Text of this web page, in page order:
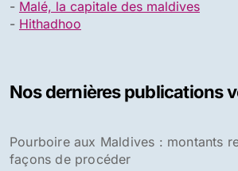
- Malé, la capitale des maldives
- Hithadhoo
Nos dernières publications
Pourboire aux Maldives : montants
façons de procéder